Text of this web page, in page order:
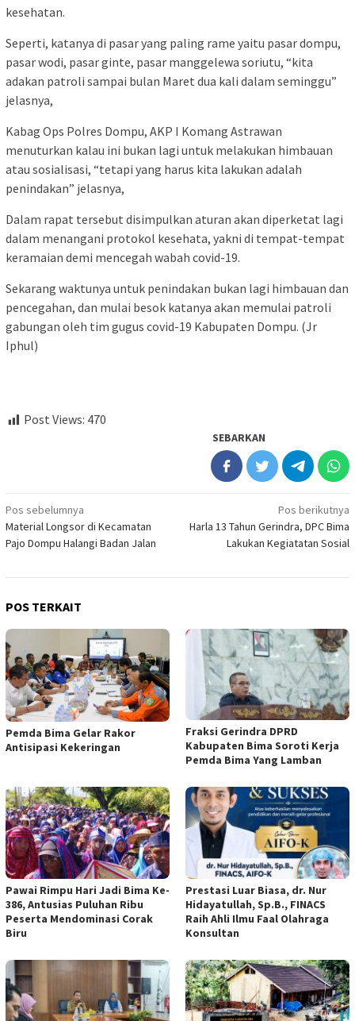
kesehatan.
Seperti, katanya di pasar yang paling rame yaitu pasar dompu,
pasar wodi, pasar ginte, pasar manggelewa soriutu, “kita
adakan patroli sampai bulan Maret dua kali dalam seminggu”
jelasnya,
Kabag Ops Polres Dompu, AKP I Komang Astrawan
menuturkan kalau ini bukan lagi untuk melakukan himbauan
atau sosialisasi, “tetapi yang harus kita lakukan adalah
penindakan” jelasnya,
Dalam rapat tersebut disimpulkan aturan akan diperketat lagi
dalam menangani protokol kesehata, yakni di tempat-tempat
keramaian demi mencegah wabah covid-19.
Sekarang waktunya untuk penindakan bukan lagi himbauan dan
pencegahan, dan mulai besok katanya akan memulai patroli
gabungan oleh tim gugus covid-19 Kabupaten Dompu. (Jr
Iphul)
Post Views: 470
SEBARKAN
Navigasi
pos
Pos sebelumnya
Material Longsor di Kecamatan
Pajo Dompu Halangi Badan Jalan
Pos berikutnya
Harla 13 Tahun Gerindra, DPC Bima
Lakukan Kegiatatan Sosial
POS TERKAIT
Pemda Bima Gelar Rakor
Antisipasi Kekeringan
Fraksi Gerindra DPRD
Kabupaten Bima Soroti Kerja
Pemda Bima Yang Lamban
Pawai Rimpu Hari Jadi Bima Ke-
386, Antusias Puluhan Ribu
Peserta Mendominasi Corak
Biru
Prestasi Luar Biasa, dr. Nur
Hidayatullah, Sp.B., FINACS
Raih Ahli Ilmu Faal Olahraga
Konsultan